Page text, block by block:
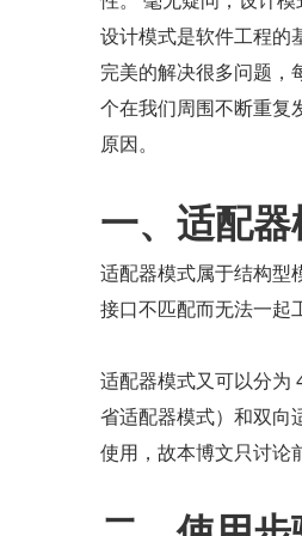
设计模式是软件工程的
完美的解决很多问题，
个在我们周围不断重复
原因。
一、适配
适配器模式属于结构型
接口不匹配而无法一起
适配器模式又可以分为
省适配器模式）和双向
使用，故本博文只讨论